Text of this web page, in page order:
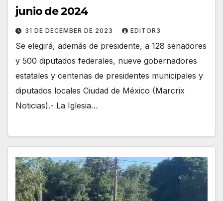
junio de 2024
31 DE DECEMBER DE 2023 EDITOR3
Se elegirá, además de presidente, a 128 senadores
y 500 diputados federales, nueve gobernadores
estatales y centenas de presidentes municipales y
diputados locales Ciudad de México (Marcrix
Noticias).- La Iglesia…